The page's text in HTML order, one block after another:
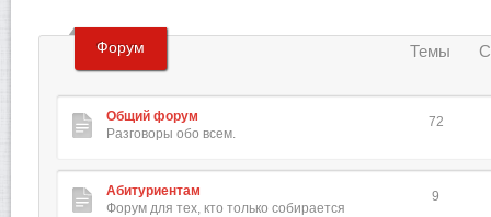
Форум Темы
Общий форум
Разговоры обо всем.
72
Абитуриентам
Форум для тех, кто только собирается
9